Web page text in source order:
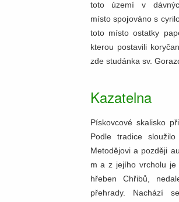
toto území v
místo spojováno s
toto místo ostatky
kterou postavili
zde studánka sv.
Kazatelna
Pískovcové skalisko
Podle tradice
Metodějovi a později
m a z jejího vrcholu je
hřeben Chřibů,
přehrady. Nachází